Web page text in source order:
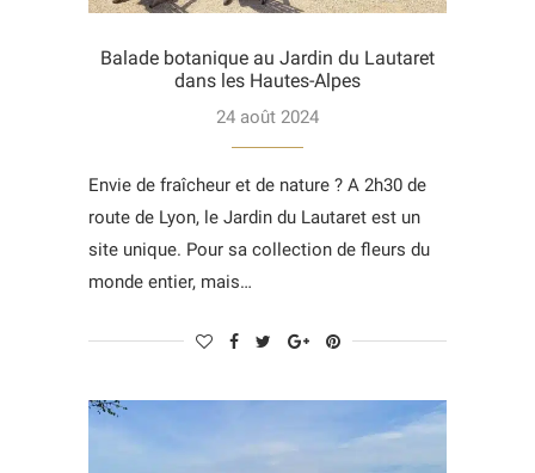
Balade botanique au Jardin du Lautaret
dans les Hautes-Alpes
24 août 2024
Envie de fraîcheur et de nature ? A 2h30 de
route de Lyon, le Jardin du Lautaret est un
site unique. Pour sa collection de fleurs du
monde entier, mais…